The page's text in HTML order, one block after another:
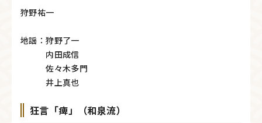
狩野祐一
地謡：狩野了一
内田成信
佐々木多門
井上真也
狂言「痺」（和泉流）